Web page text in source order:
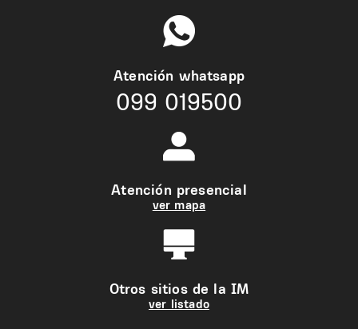
Atención whatsapp
099 019500
Atención presencial
ver mapa
Otros sitios de la IM
ver listado